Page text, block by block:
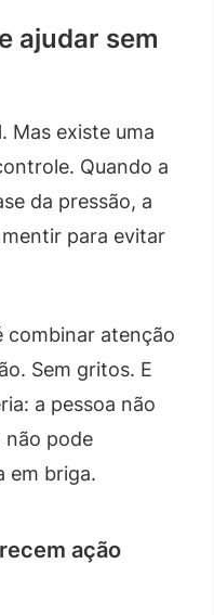
ajudar sem
Mas existe uma
Quando a
da pressão, a
para evitar
combinar atenção
Sem gritos. E
a pessoa não
não pode
em briga.
ação